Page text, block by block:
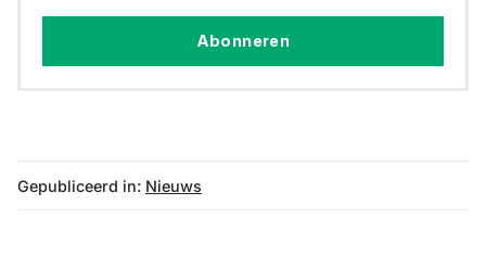
Abonneren
Gepubliceerd in: Nieuws